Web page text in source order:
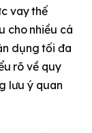
vay thế
cho nhiều cá
dụng tối đa
rõ về quy
lưu ý quan